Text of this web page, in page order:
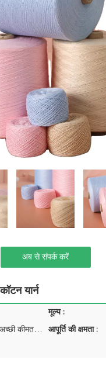
अब से संपर्क करें
यार्न
मूल्य :
स्वेटर बुनाई मशीन यार्न के लिए सबसे अच्छी कीमत 2/28 एस कोर स्पन यार्न विस्कोस पीबीटी नायलॉन सेक्विन आपूर्ति की क्षमता :